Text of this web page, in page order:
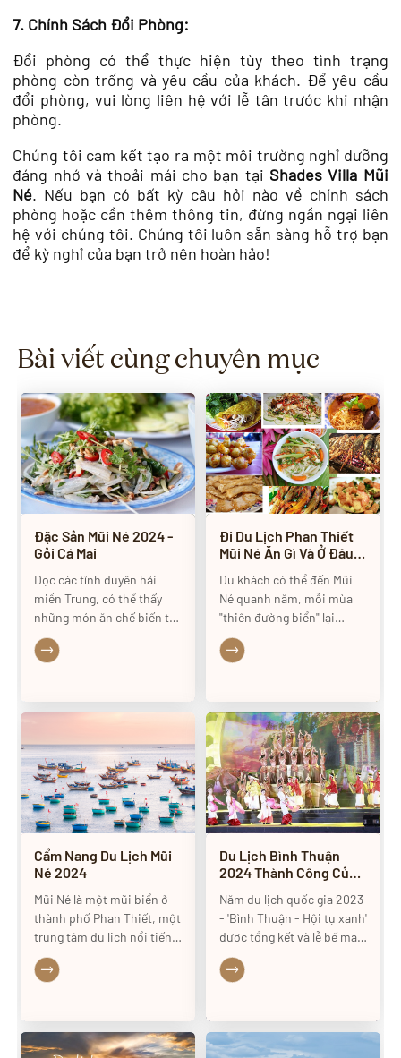
7. Chính Sách Đổi Phòng:
Đổi phòng có thể thực hiện tùy theo tình trạng
phòng còn trống và yêu cầu của khách. Để yêu cầu
đổi phòng, vui lòng liên hệ với lễ tân trước khi nhận
phòng.
Chúng tôi cam kết tạo ra một môi trường nghỉ dưỡng
đáng nhớ và thoải mái cho bạn tại Shades Villa Mũi
Né. Nếu bạn có bất kỳ câu hỏi nào về chính sách
phòng hoặc cần thêm thông tin, đừng ngần ngại liên
hệ với chúng tôi. Chúng tôi luôn sẵn sàng hỗ trợ bạn
để kỳ nghỉ của bạn trở nên hoàn hảo!
Bài viết cùng chuyên mục
Đặc Sản Mũi Né 2024 -
Gỏi Cá Mai
Dọc các tỉnh duyên hải
miền Trung, có thể thấy
những món ăn chế biến từ
hải sản vô cùng phong
phú, đặc biệt là các món
niềm tự hào về đặc sản du
bởi hương vị đặc biệt và
cách chế biến công phu.
Trong bài viết này chúng ta
hãy cùng tìm hiểu về món
ăn đặc sắc này nhé.
Đi Du Lịch Phan Thiết
Mũi Né Ăn Gì Và Ở Đâu
Du khách có thể đến Mũi
Né quanh năm, mỗi mùa
"thiên đường biển" lại
mang một vẻ đẹp khác
nhau. Từ tháng 4 đến
nước biển trong xanh và
mát lành.
Cẩm Nang Du Lịch Mũi
Né 2024
Mũi Né là một mũi biển ở
thành phố Phan Thiết, một
trung tâm du lịch nổi tiếng
của tỉnh Bình Thuận. Tên
gọi Mũi Né xuất phát từ
"Né" có nghĩa là nơi tránh
giông bão. Năm 2018, Mũi
Du Lịch Bình Thuận
2024 Thành Công Của
2023 Tạo Bứt Phá Mạnh
Mẽ Cho Du Lịch
Năm du lịch quốc gia 2023
- 'Bình Thuận - Hội tụ xanh'
được tổng kết và lễ bế mạc
sẽ diễn ra tối 27.12 tại
TP.Phan Thiết. Báo Thanh
Thuận Đoàn Anh Dũng về
sự thành công của sự kiện